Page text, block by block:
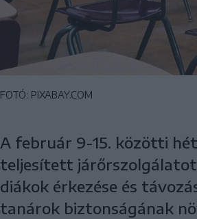
FOTÓ: PIXABAY.COM
A február 9-15. közötti
teljesített járőrszolgálatot
diákok érkezése és
tanárok biztonságának